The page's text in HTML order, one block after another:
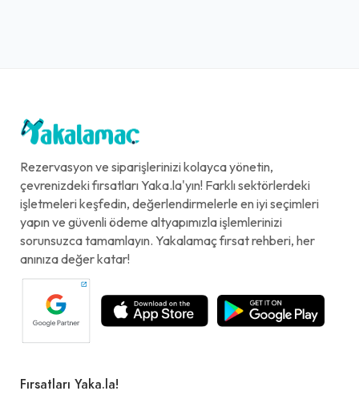
Rezervasyon ve siparişlerinizi kolayca yönetin,
çevrenizdeki fırsatları Yaka.la'yın! Farklı sektörlerdeki
işletmeleri keşfedin, değerlendirmelerle en iyi seçimleri
yapın ve güvenli ödeme altyapımızla işlemlerinizi
sorunsuzca tamamlayın. Yakalamaç fırsat rehberi, her
anınıza değer katar!
Fırsatları Yaka.la!